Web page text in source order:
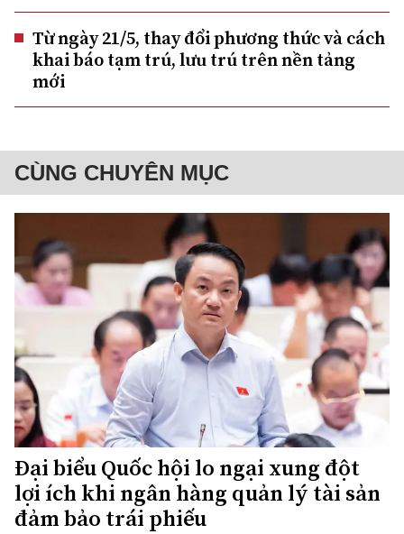
Từ ngày 21/5, thay đổi phương thức và cách
khai báo tạm trú, lưu trú trên nền tảng
mới
CÙNG CHUYÊN MỤC
Đại biểu Quốc hội lo ngại xung đột
lợi ích khi ngân hàng quản lý tài sản
đảm bảo trái phiếu